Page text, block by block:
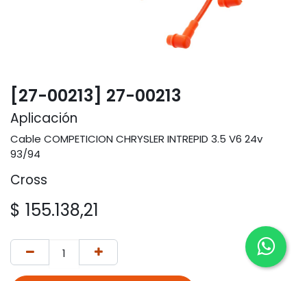
[27-00213] 27-00213
Aplicación
Cable COMPETICION CHRYSLER INTREPID 3.5 V6 24v
93/94
Cross
$ 155.138,21